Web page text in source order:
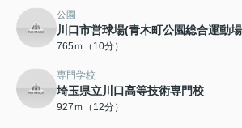
公園
川口市営球場(青木町公園総合運動
765ｍ（10分）
専門学校
埼玉県立川口高等技術専門校
927ｍ（12分）